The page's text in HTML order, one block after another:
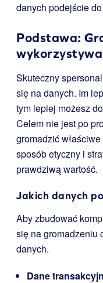
danych podejście
Podstawa:
Skuteczny
się na danych. Im
tym lepiej możesz
Celem nie jest po
gromadzić
sposób etyczny i
prawdziwą wartość.
Jakich danych
Aby zbudować
się na gromadzeniu
danych.
Dane